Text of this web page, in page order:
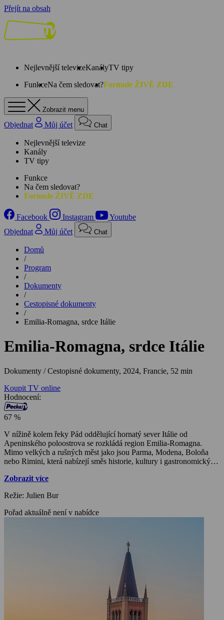
Přejít na obsah
Nejlevnější televizeKanályTV tipy
FunkceNa čem sledovat?Formule ŽIVĚ ZDE
Zobrazit menu
Objednat Můj účet Chat
Nejlevnější televize
Kanály
TV tipy
Funkce
Na čem sledovat?
Formule ŽIVĚ ZDE
Facebook Instagram
Youtube
Objednat
Můj účet Chat
Domů
/
Program
/
Dokumenty
/
Cestopisné dokumenty
/
Emilia-Romagna, srdce Itálie
Emilia-Romagna, srdce Itálie
Dokumenty / Cestopisné dokumenty, 2024, Francie, 52 min
Koupit TV online
Hodnocení:
67 %
V nížině kolem řeky Pád oddělující hornatý sever Itálie od
Apeninského poloostrova se rozkládá region Emilia-Romagna.
Mimo velkých a rušných měst jako jsou Parma, Modena, Boloňa
nebo Rimini, která nabízejí směs historie, kultury i gastronomických
Za zmínku stojí hrad Gropparello ležící na vysokém útesu nebo
návštěvníka dýchne i ve městě Cesenatico na břehu Jaderského
století podle plánů Leonarda da Vinciho.
Zobrazit více
Režie: Julien Bur
Pořad aktuálně není v nabídce